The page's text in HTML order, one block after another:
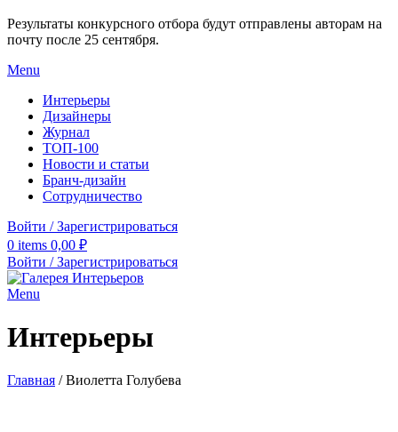
Результаты конкурсного отбора будут отправлены авторам на
почту после 25 сентября.
Menu
Интерьеры
Дизайнеры
Журнал
ТОП-100
Новости и статьи
Бранч-дизайн
Сотрудничество
Войти / Зарегистрироваться
0 items 0,00 ₽
Войти / Зарегистрироваться
Menu
Интерьеры
Главная /Виолетта Голубева